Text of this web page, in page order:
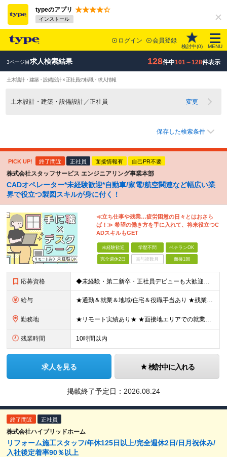
typeのアプリ
インストール
ログイン 会員登録
検討中(0) MENU
3ページ目求人検索結果 128件中101～128件表示
土木設計・建築・設備設計 × 正社員の転職・求人情報
土木設計・建築・設備設計／正社員 変更
保存した検索条件
PICK UP! 終了間近 正社員 面接情報有 自己PR不要
株式会社スタッフサービス エンジニアリング事業本部
CADオペレーター*未経験歓迎*自動車/家電/航空関連など幅広い業
界で役立つ製図スキルが身に付く！
≪立ち仕事や残業…疲労困憊の日々とはおさら
ば！≫ 希望の働き方を手に入れて、将来役立つC
ADスキルもGET
未経験歓迎 学歴不問 ベテランOK
完全週休2日 賞与複数月 面接1回
応募資格 ◆未経験・第二新卒・正社員デビューも大歓迎／経験・知識ゼロでOK！ ◆学歴不問 ★人物重視 ★入社前の経験・スキルはゼロでOK CADの基本的な知識・操作経験がある方は歓迎します。 地方在住の方も
給与 ★通勤＆就業＆地域/住宅＆役職手当あり ★残業代は全額支給 ★選べる給与制度あり！ ■東京・神奈川・千葉・埼玉勤務の場合 月給24.5万円～55万円＋諸手当 （残業代は全額支給） (20,000円の
勤務地 ★リモート実績あり★ ★面接地エリアでの就業率92％以上！ 『地元で働きたい』という希望に、業界トップクラス約7,000件の取引事業所数、90,000件以上のプロジェクトから検討をいたします。 全
残業時間 10時間以内
求人を見る 検討中に入れる
掲載終了予定日： 2026.08.24
終了間近 正社員
株式会社ハイブリッドホーム
リフォーム施工スタッフ/年休125日以上/完全週休2日/日月祝休み/
入社後定着率90％以上